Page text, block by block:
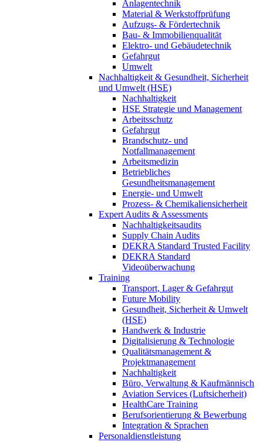
Anlagentechnik
Material & Werkstoffprüfung
Aufzugs- & Fördertechnik
Bau- & Immobilienqualität
Elektro- und Gebäudetechnik
Gefahrgut
Umwelt
Nachhaltigkeit & Gesundheit, Sicherheit
und Umwelt (HSE)
Nachhaltigkeit
HSE Strategie und Management
Arbeitsschutz
Gefahrgut
Brandschutz- und
Notfallmanagement
Arbeitsmedizin
Betriebliches
Gesundheitsmanagement
Energie- und Umwelt
Prozess- & Chemikaliensicherheit
Expert Audits & Assessments
Nachhaltigkeitsaudits
Supply Chain Audits
DEKRA Standard Trusted Facility
DEKRA Standard
Videoüberwachung
Training
Transport, Lager & Gefahrgut
Future Mobility
Gesundheit, Sicherheit & Umwelt
(HSE)
Handwerk & Industrie
Digitalisierung & Technologie
Qualitätsmanagement &
Projektmanagement
Nachhaltigkeit
Büro, Verwaltung & Kaufmännisch
Aviation Services (Luftsicherheit)
HealthCare Training
Berufsorientierung & Bewerbung
Integration & Sprachen
Personaldienstleistung